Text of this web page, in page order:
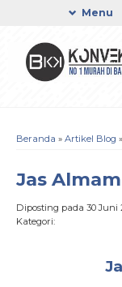
Menu
Beranda » Artikel Blog
Jas
Diposting pada 30
Kategori: